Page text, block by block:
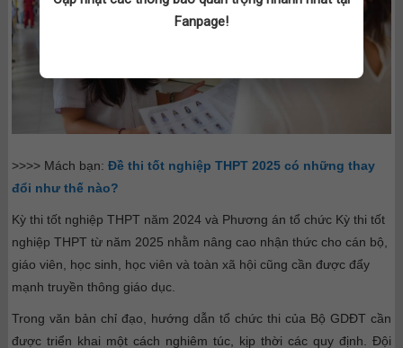
>>>> Mách bạn:Đề thi tốt nghiệp THPT 2025 có những thay
đổi như thế nào?
Kỳ thi tốt nghiệp THPT năm 2024 và Phương án tổ chức Kỳ thi tốt
nghiệp THPT từ năm 2025 nhằm nâng cao nhận thức cho cán bộ,
giáo viên, học sinh, học viên và toàn xã hội cũng cần được đẩy
mạnh truyền thông giáo dục.
Trong văn bản chỉ đạo, hướng dẫn tổ chức thi của Bộ GDĐT cần
được triển khai một cách nghiêm túc, kịp thời các quy định. Đội
Fanpage!